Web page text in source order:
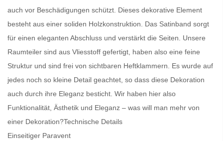
auch vor Beschädigungen schützt. Dieses dekorative Element
besteht aus einer soliden Holzkonstruktion. Das Satinband sorgt
für einen eleganten Abschluss und verstärkt die Seiten. Unsere
Raumteiler sind aus Vliesstoff gefertigt, haben also eine feine
Struktur und sind frei von sichtbaren Heftklammern. Es wurde auf
jedes noch so kleine Detail geachtet, so dass diese Dekoration
auch durch ihre Eleganz besticht. Wir haben hier also
Funktionalität, Ästhetik und Eleganz – was will man mehr von
einer Dekoration?Technische Details
Einseitiger Paravent